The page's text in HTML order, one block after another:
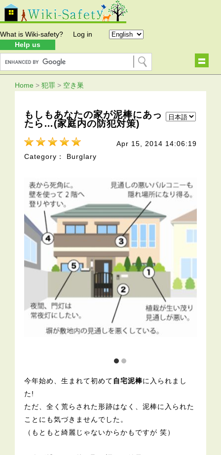
What is Wiki-safety?
Help us
Log in
Home > 犯罪 > 空き巣
もしもあなたの家が泥棒にあっ
たら…(家庭内の防犯対策)
Apr 15, 2014 14:06:19
Category： Burglary
今年始め、生まれて初めて 自宅泥棒に入られまし
た!
ただ、全く荒らされた形跡はなく、泥棒に入られた
ことにも気づきませんでした。
（もともと綺麗じゃないからかもですが 笑）